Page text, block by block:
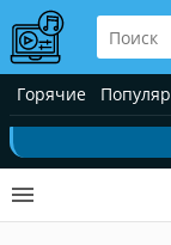
Горячие